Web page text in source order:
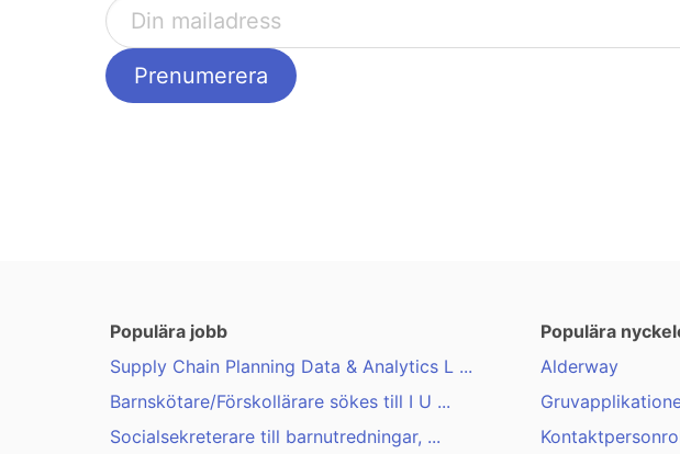
Populära jobb
Supply Chain Planning Data & Analytics L ...
Barnskötare/Förskollärare sökes till I U ...
Socialsekreterare till barnutredningar, ...
Populära
Alderway